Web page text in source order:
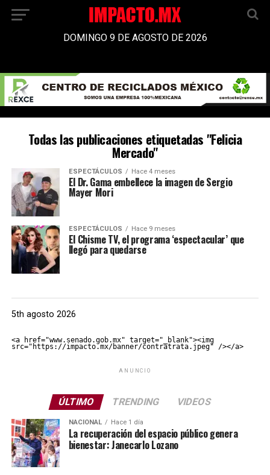
DOMINGO 9 DE AGOSTO DE 2026
Todas las publicaciones etiquetadas "Felicia
Mercado"
ESPECTÁCULOS Hace 4 meses
El Dr. Gama embellece la imagen de Sergio
Mayer Mori
ESPECTÁCULOS Hace 9 meses
El Chisme TV, el programa ‘espectacular’ que
llegó para quedarse
5th agosto 2026
<a href="www.senado.gob.mx" target="_blank"><img
src="https://impacto.mx/banner/contratrata.jpeg" /></a>
ANUNCIO
ÚLTIMO TRENDING VIDEOS
NACIONAL Hace 1 día
La recuperación del espacio público genera
bienestar: Janecarlo Lozano